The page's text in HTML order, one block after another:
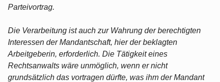
Parteivortrag.
Die Verarbeitung ist auch zur Wahrung der berechtigten
Interessen der Mandantschaft, hier der beklagten
Arbeitgeberin, erforderlich. Die Tätigkeit eines
Rechtsanwalts wäre unmöglich, wenn er nicht
grundsätzlich das vortragen dürfte, was ihm der Mandant